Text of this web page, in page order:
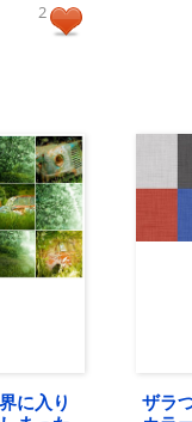
2
に入り
ザラ